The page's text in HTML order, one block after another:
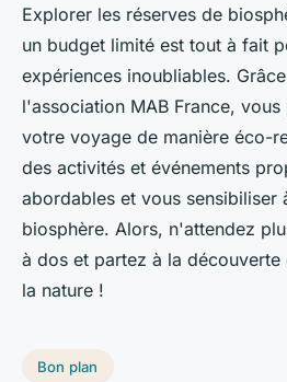
Explorer les réserves de
un budget limité est tout à fait
expériences inoubliables.
l'association MAB France,
votre voyage de manière éco-
des activités et événements
abordables et vous sensibiliser
biosphère. Alors, n'attendez
à dos et partez à la
la nature !
Bon plan